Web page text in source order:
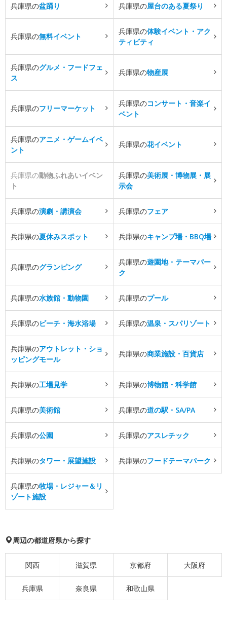
兵庫県の盆踊り 兵庫県の屋台のある夏祭り
兵庫県の無料イベント
兵庫県の体験イベント・アク
ティビティ
兵庫県のグルメ・フードフェ
ス
兵庫県の物産展
兵庫県のフリーマーケット
兵庫県のコンサート・音楽イ
ベント
兵庫県のアニメ・ゲームイベ
ント
兵庫県の花イベント
兵庫県の動物ふれあいイベン
ト
兵庫県の美術展・博物展・展
示会
兵庫県の演劇・講演会 兵庫県のフェア
兵庫県の夏休みスポット 兵庫県のキャンプ場・BBQ場
兵庫県のグランピング
兵庫県の遊園地・テーマパー
ク
兵庫県の水族館・動物園 兵庫県のプール
兵庫県のビーチ・海水浴場 兵庫県の温泉・スパリゾート
兵庫県のアウトレット・ショ
ッピングモール
兵庫県の商業施設・百貨店
兵庫県の工場見学 兵庫県の博物館・科学館
兵庫県の美術館 兵庫県の道の駅・SA/PA
兵庫県の公園 兵庫県のアスレチック
兵庫県のタワー・展望施設 兵庫県のフードテーマパーク
兵庫県の牧場・レジャー＆リ
ゾート施設
周辺の都道府県から探す
関西 滋賀県 京都府 大阪府
兵庫県 奈良県 和歌山県